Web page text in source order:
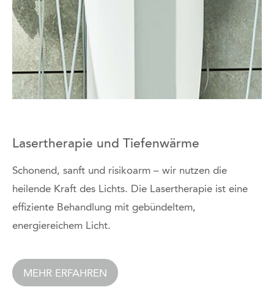
Lasertherapie und Tiefenwärme
Schonend, sanft und risikoarm – wir nutzen die
heilende Kraft des Lichts. Die Lasertherapie ist eine
effiziente Behandlung mit gebündeltem,
energiereichem Licht.
MEHR ERFAHREN